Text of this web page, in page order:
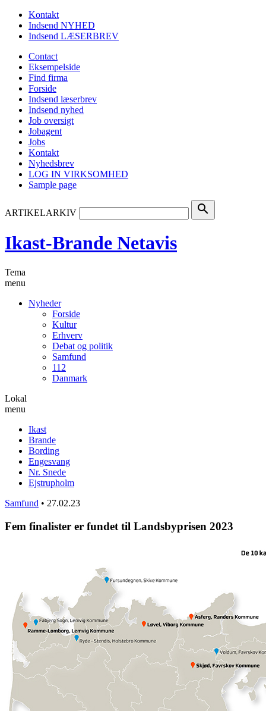
Kontakt
Indsend NYHED
Indsend LÆSERBREV
Contact
Eksempelside
Find firma
Forside
Indsend læserbrev
Indsend nyhed
Job oversigt
Jobagent
Jobs
Kontakt
Nyhedsbrev
LOG IN VIRKSOMHED
Sample page
ARTIKELARKIV search
Ikast-Brande Netavis
Tema
menu
Nyheder
Forside
Kultur
Erhverv
Debat og politik
Samfund
112
Danmark
Lokal
menu
Ikast
Brande
Bording
Engesvang
Nr. Snede
Ejstrupholm
Samfund • 27.02.23
Fem finalister er fundet til Landsbyprisen 2023